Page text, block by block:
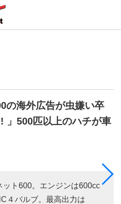
の海外広告が虫嫌い卒
」500匹以上のハチが車
ット600。エンジンは600cc
４バルブ。最高出力は